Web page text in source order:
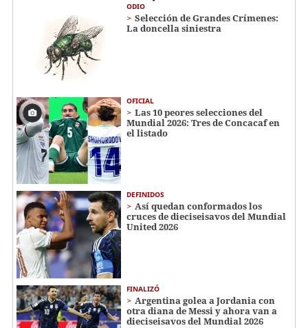
ODIO
Selección de Grandes Crímenes:
La doncella siniestra
OFICIAL
Las 10 peores selecciones del
Mundial 2026: Tres de Concacaf en
el listado
DEFINIDOS
Así quedan conformados los
cruces de dieciseisavos del Mundial
United 2026
FINALIZÓ
Argentina golea a Jordania con
otra diana de Messi y ahora van a
dieciseisavos del Mundial 2026